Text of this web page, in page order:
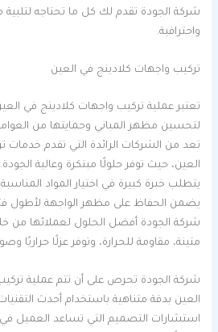
شركة الجودة تقدم لك كل ما تحتاجه لتلبية
واحترافية.
تركيب واجهات كلادينج في العين
تعتبر عملية تركيب واجهات كلادينج في
لتحسين مظهر المباني وحمايتها من
تعد من الشركات الرائدة التي تقدم خدمات
العين، حيث توفر حلولًا مبتكرة وعالية
يتطلب خبرة كبيرة في اختيار المواد
يضمن الحفاظ على مظهر الواجهة لأطول
شركة الجودة أفضل الحلول لعملائها من
متينة، مقاومة للحرارة، وتوفر عزلًا حراريًا
شركة الجودة تحرص على أن تتم عملية
العين بدقة متناهية باستخدام أحدث
استشارات التصميم التي تساعد العميل في